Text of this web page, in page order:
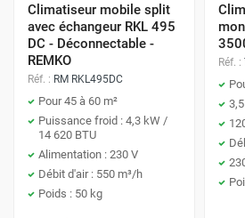
Climatiseur mobile split
avec échangeur RKL 495
DC - Déconnectable -
REMKO
Réf. : RM RKL495DC
Pour 45 à 60 m²
Puissance froid : 4,3 kW /
14 620 BTU
Alimentation : 230 V
Débit d'air : 550 m³/h
Poids : 50 kg
Réf. :